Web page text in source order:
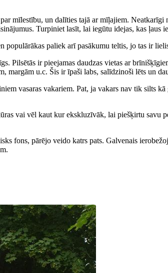
mīlestību, un dalīties tajā ar mīļajiem.
Turpiniet lasīt, lai iegūtu idejas, kas ļaus
paliek arī pasākumu teltis, jo tas ir
Pilsētās ir pieejamas daudzas vietas ar
u.c. Šis ir īpaši labs, salīdzinoši lēts un
vasaras vakariem. Pat, ja vakars nav tik silts
vai vēl kaut kur ekskluzīvāk, lai piešķirtu savu
fons, pārējo veido katrs pats. Galvenais